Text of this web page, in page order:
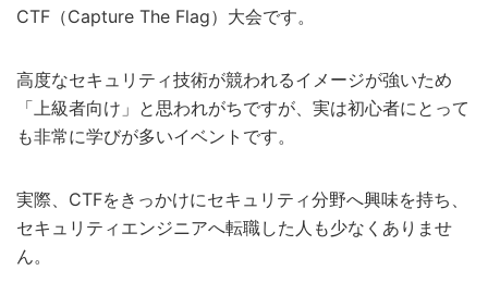
CTF（Capture The Flag）大会です。
高度なセキュリティ技術が競われるイメージが強いため
「上級者向け」と思われがちですが、実は初心者にとって
も非常に学びが多いイベントです。
実際、CTFをきっかけにセキュリティ分野へ興味を持ち、
セキュリティエンジニアへ転職した人も少なくありませ
ん。